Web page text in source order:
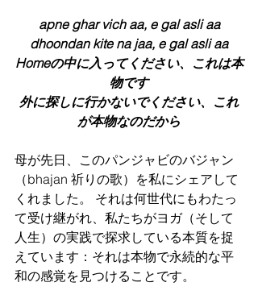
apne ghar vich aa, e gal asli aa
dhoondan kite na jaa, e gal asli aa
Homeの中に入ってください、これは本
物です
外に探しに行かないでください、これ
が本物なのだから
母が先日、このパンジャビのバジャン
（bhajan 祈りの歌）を私にシェアして
くれました。 それは何世代にもわたっ
て受け継がれ、私たちがヨガ（そして
人生）の実践で探求している本質を捉
えています：それは本物で永続的な平
和の感覚を見つけることです。